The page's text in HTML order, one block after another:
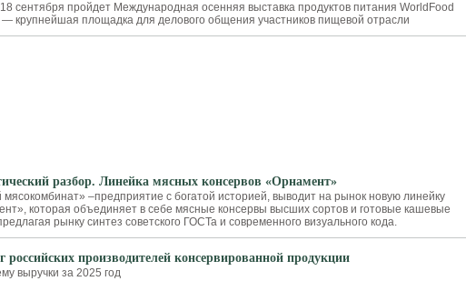
сентября пройдет Международная осенняя выставка продуктов питания WorldFood
— крупнейшая площадка для делового общения участников пищевой отрасли
разбор. Линейка мясных консервов «Орнамент»
мясокомбинат» –предприятие с богатой историей, выводит на рынок новую линейку
которая объединяет в себе мясные консервы высших сортов и готовые кашевые
рынку синтез советского ГОСТа и современного визуального кода.
российских производителей консервированной продукции
выручки за 2025 год